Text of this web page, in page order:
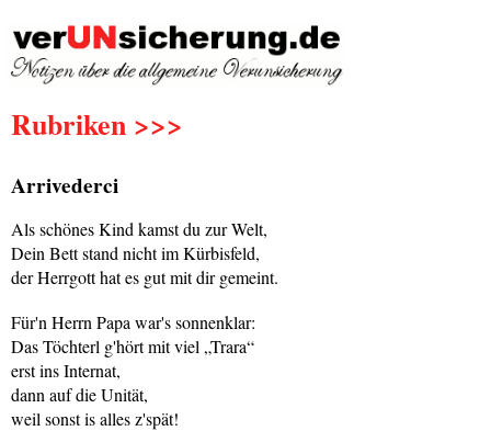
Rubriken >>>
Arrivederci
Als schönes Kind kamst du zur Welt,
Dein Bett stand nicht im Kürbisfeld,
der Herrgott hat es gut mit dir gemeint.
Für'n Herrn Papa war's sonnenklar:
Das Töchterl g'hört mit viel „Trara“
erst ins Internat,
dann auf die Unität,
weil sonst is alles z'spät!